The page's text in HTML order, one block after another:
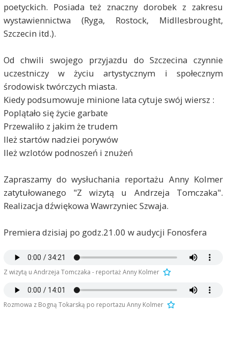
poetyckich. Posiada też znaczny dorobek z zakresu
wystawiennictwa (Ryga, Rostock, Midllesbrought,
Szczecin itd.).
Od chwili swojego przyjazdu do Szczecina czynnie
uczestniczy w życiu artystycznym i społecznym
środowisk twórczych miasta.
Kiedy podsumowuje minione lata cytuje swój wiersz :
Poplątało się życie garbate
Przewaliło z jakim że trudem
Ileż startów nadziei porywów
Ileż wzlotów podnoszeń i znużeń
Zapraszamy do wysłuchania reportażu Anny Kolmer
zatytułowanego "Z wizytą u Andrzeja Tomczaka".
Realizacja dźwiękowa Wawrzyniec Szwaja.
Premiera dzisiaj po godz.21.00 w audycji Fonosfera
Z wizytą u Andrzeja Tomczaka - reportaż Anny Kolmer
Rozmowa z Bogną Tokarską po reportazu Anny Kolmer